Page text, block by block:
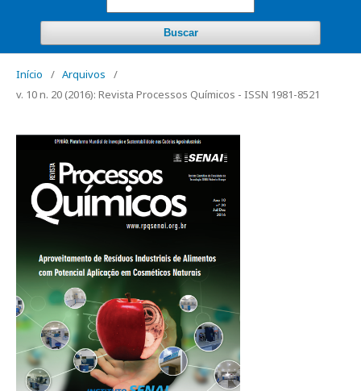
Buscar
Início / Arquivos
/
v. 10 n. 20 (2016): Revista Processos Químicos - ISSN 1981-8521